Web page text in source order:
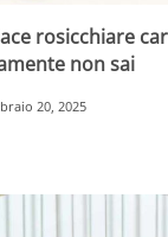
rosicchiare
non sai
20, 2025